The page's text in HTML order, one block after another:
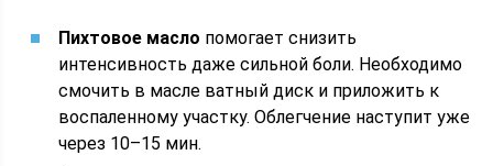
Пихтовое масло помогает снизить
интенсивность даже сильной боли. Необходимо
смочить в масле ватный диск и приложить к
воспаленному участку. Облегчение наступит уже
через 10–15 мин.